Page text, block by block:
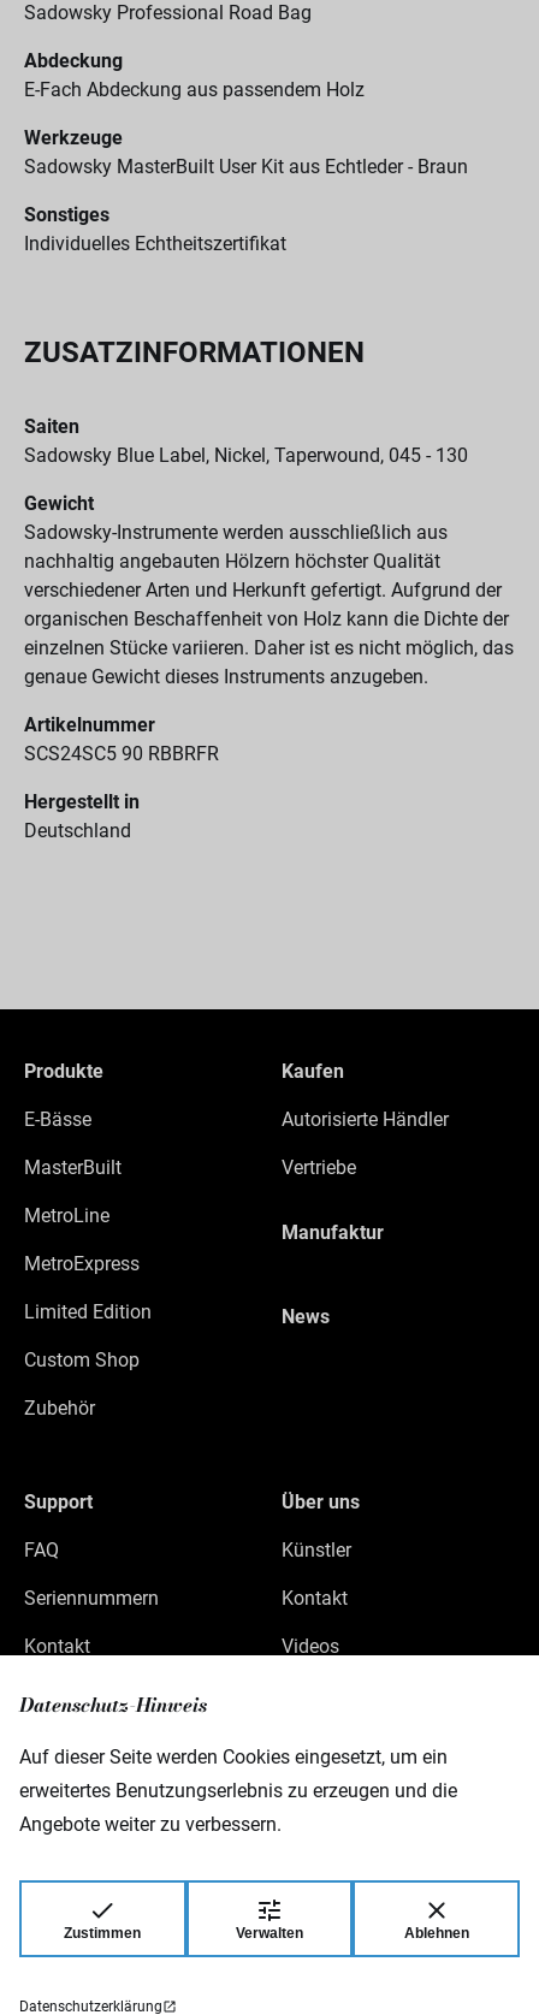
Datenschutz-Hinweis
Auf dieser Seite werden Cookies eingesetzt, um ein
erweitertes Benutzungserlebnis zu erzeugen und die
Angebote weiter zu verbessern.
Zustimmen Verwalten Ablehnen
Datenschutzerklärung
Sadowsky Professional Road Bag
Abdeckung
E-Fach Abdeckung aus passendem Holz
Werkzeuge
Sadowsky MasterBuilt User Kit aus Echtleder - Braun
Sonstiges
Individuelles Echtheitszertifikat
ZUSATZINFORMATIONEN
Saiten
Sadowsky Blue Label, Nickel, Taperwound, 045 - 130
Gewicht
Sadowsky-Instrumente werden ausschließlich aus
nachhaltig angebauten Hölzern höchster Qualität
verschiedener Arten und Herkunft gefertigt. Aufgrund der
organischen Beschaffenheit von Holz kann die Dichte der
einzelnen Stücke variieren. Daher ist es nicht möglich, das
genaue Gewicht dieses Instruments anzugeben.
Artikelnummer
SCS24SC5 90 RBBRFR
Hergestellt in
Deutschland
Produkte
E-Bässe
MasterBuilt
MetroLine
MetroExpress
Limited Edition
Custom Shop
Zubehör
Kaufen
Autorisierte Händler
Vertriebe
Manufaktur
News
Support
FAQ
Seriennummern
Kontakt
Über uns
Künstler
Kontakt
Videos
Gewerbepark 46
D-08258 Markneukirchen
© 2026 Warwick GmbH & Co Music Equipment
KG.